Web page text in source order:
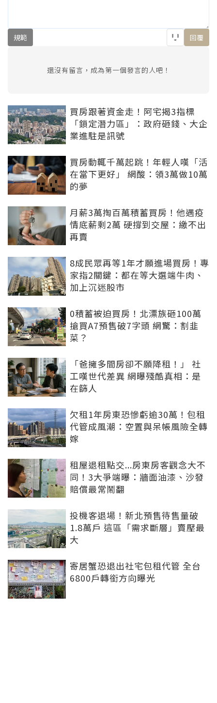
規範 回覆
還沒有留言，成為第一個發言的人吧！
買房跟著資金走！阿宅揭3指標
「鎖定潛力區」：政府砸錢、大企
業進駐是訊號
買房動輒千萬起跳！年輕人嘆「活
在當下更好」 網酸：領3萬做10萬
的夢
月薪3萬掏百萬積蓄買房！他遇疫
情底薪剩2萬 硬撐到交屋：繳不出
再賣
8成民眾再等1年才願進場買房！專
家指2關鍵：都在等大選端牛肉、
加上沉迷股市
0積蓄被迫買房！北漂族砸100萬
搶買A7預售破7字頭 網驚：割韭
菜？
「爸擁多間房卻不願降租！」 社
工嘆世代差異 網曝殘酷真相：是
在篩人
欠租1年房東恐慘虧逾30萬！包租
代管成風潮：空置與呆帳風險全轉
嫁
租屋退租點交...房東房客觀念大不
同！3大爭端曝：牆面油漆、沙發
賠償最常鬧翻
投機客退場！新北預售待售量破
1.8萬戶 這區「需求斷層」賣壓最
大
寄居蟹恐退出社宅包租代管 全台
6800戶轉銜方向曝光